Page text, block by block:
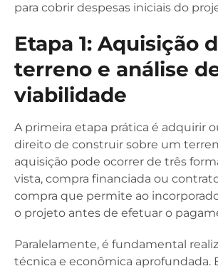
para cobrir despesas iniciais do
Etapa 1: Aquisição
terreno e análise
viabilidade
A primeira etapa prática é adquirir
direito de construir sobre um
aquisição pode ocorrer de três
vista, compra financiada ou
compra que permite ao
o projeto antes de efetuar o
Paralelamente, é fundamental
técnica e econômica aprofundada.